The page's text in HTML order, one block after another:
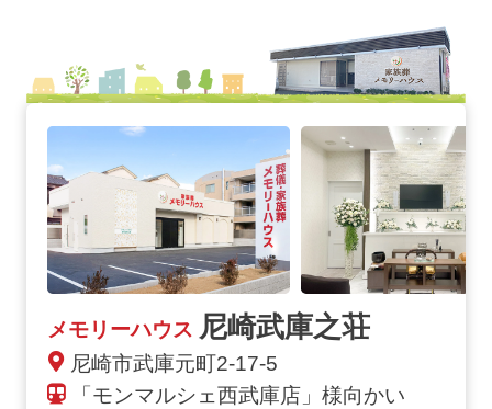
メモリーハウス 尼崎武庫之荘
尼崎市武庫元町2-17-5
「モンマルシェ西武庫店」様向かい